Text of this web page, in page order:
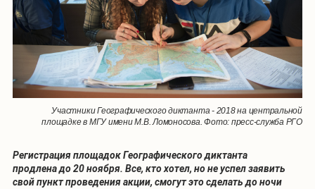
Участники Географического диктанта - 2018 на центральной
площадке в МГУ имени М.В. Ломоносова. Фото: пресс-служба РГО
Регистрация площадок Географического диктанта
продлена до 20 ноября. Все, кто хотел, но не успел заявить
свой пункт проведения акции, смогут это сделать до ночи